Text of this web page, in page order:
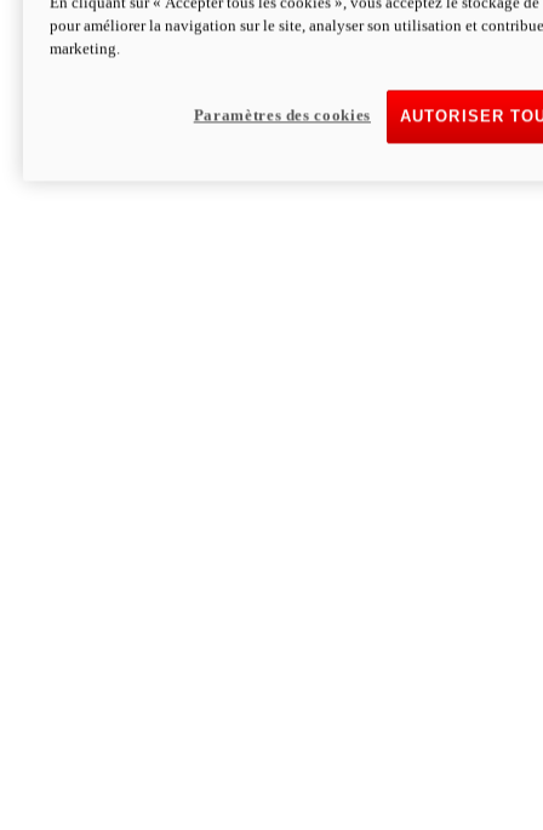
Hypermotard V2 SP 100
Découvrez-le
pour améliorer la navigation sur le site, analyser son utilisation et
marketing.
AUTORISER
Paramètres des cookies